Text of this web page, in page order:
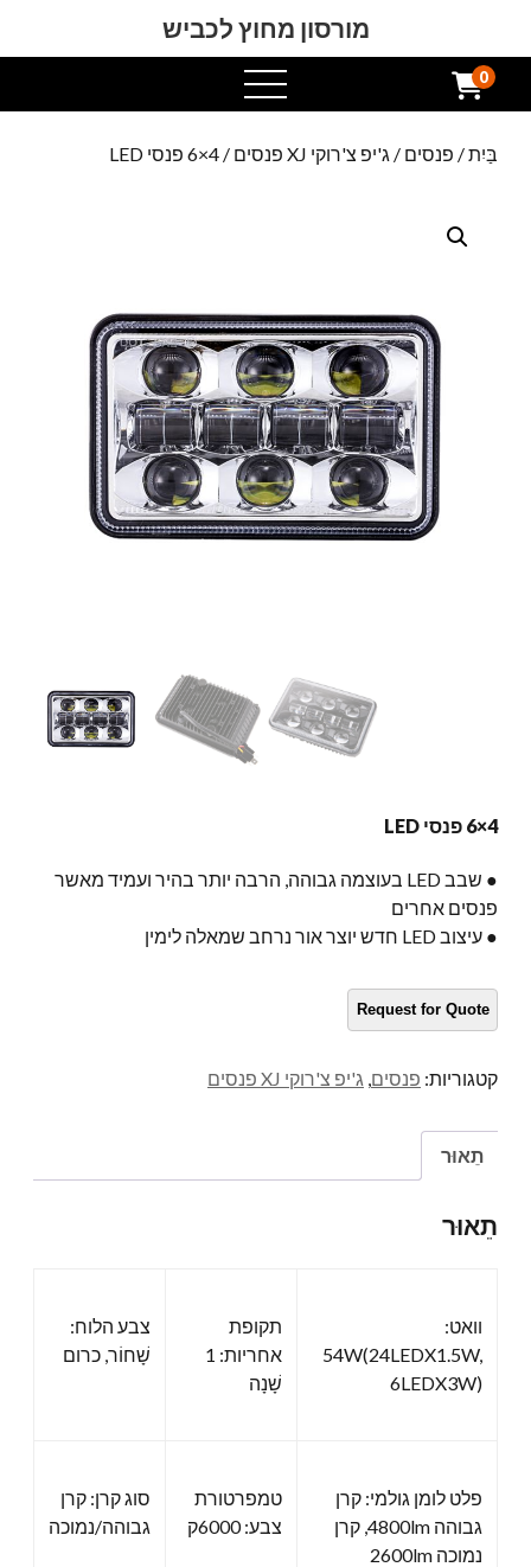
מורסון מחוץ לכביש
תפריט
פתוח
0
בַּיִת/ פנסים / ג'יפ צ'רוקי XJ פנסים / 4×6 פנסי LED
4×6 פנסי LED
● שבב LED בעוצמה גבוהה, הרבה יותר בהיר ועמיד מאשר
פנסים אחרים
● עיצוב LED חדש יוצר אור נרחב שמאלה לימין
קטגוריות: פנסים ג'יפ צ'רוקי XJ פנסים
תֵאוּר
תֵאוּר
וואט:
54W(24LEDX1.5W,
6LEDX3W)
תקופת
אחריות: 1
שָׁנָה
צבע הלוח:
שָׁחוֹר, כרום
פלט לומן גולמי: קרן
גבוהה 4800lm, קרן
נמוכה 2600lm
טמפרטורת
צבע: 6000ק
סוג קרן: קרן
גבוהה/נמוכה